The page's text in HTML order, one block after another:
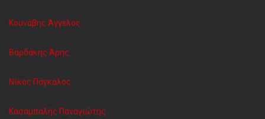
Κουνάβης Άγγελος
Βαρδάκης Άρης
Νίκος Πάγκαλος
Κασαμπαλής Παναγιώτης